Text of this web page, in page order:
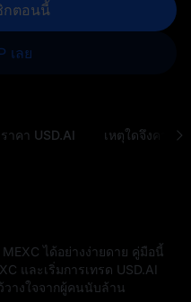
กตอนนี้
เลย
ราคา USD.AI เหตุใดจึงควรซื้
ได้อย่างง่ายดาย คู่มือนี้
และเริ่มการเทรด USD.AI
างใจจากผู้คนนับล้าน